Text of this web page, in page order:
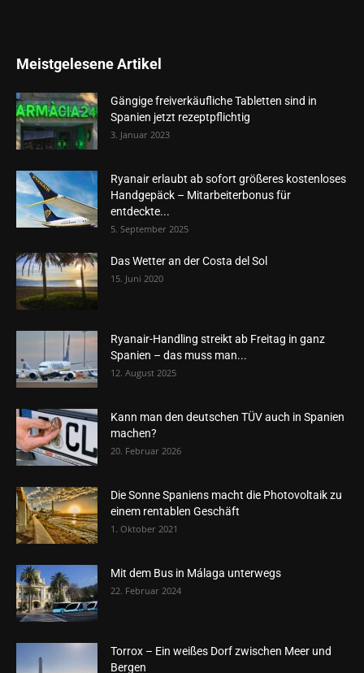
Meistgelesene Artikel
Gängige freiverkäufliche Tabletten sind in
Spanien jetzt rezeptpflichtig
3. Januar 2023
Ryanair erlaubt ab sofort größeres kostenloses
Handgepäck – Mitarbeiterbonus für
entdeckte...
5. September 2025
Das Wetter an der Costa del Sol
15. Juni 2020
Ryanair-Handling streikt ab Freitag in ganz
Spanien – das muss man...
12. August 2025
Kann man den deutschen TÜV auch in Spanien
machen?
20. Februar 2026
Die Sonne Spaniens macht die Photovoltaik zu
einem rentablen Geschäft
1. Oktober 2021
Mit dem Bus in Málaga unterwegs
22. Februar 2024
Torrox – Ein weißes Dorf zwischen Meer und
Bergen